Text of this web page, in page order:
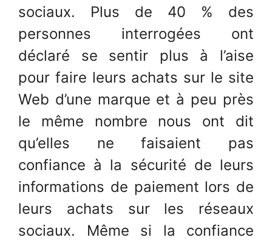
sociaux. Plus de 40 % des
personnes interrogées ont
déclaré se sentir plus à l’aise
pour faire leurs achats sur le site
Web d’une marque et à peu près
le même nombre nous ont dit
qu’elles ne faisaient pas
confiance à la sécurité de leurs
informations de paiement lors de
leurs achats sur les réseaux
sociaux. Même si la confiance